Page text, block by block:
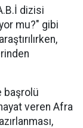
dizisi
mu?" gibi
başrolü
veren Afra